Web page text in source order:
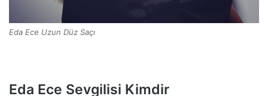
Eda Ece Uzun Düz Saçı
Eda Ece Sevgilisi Kimdir